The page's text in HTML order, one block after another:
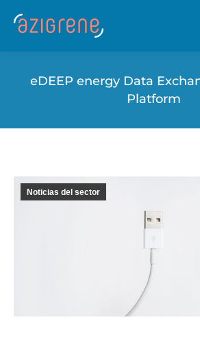
eDEEP energy Data
Platform
Noticias del sector